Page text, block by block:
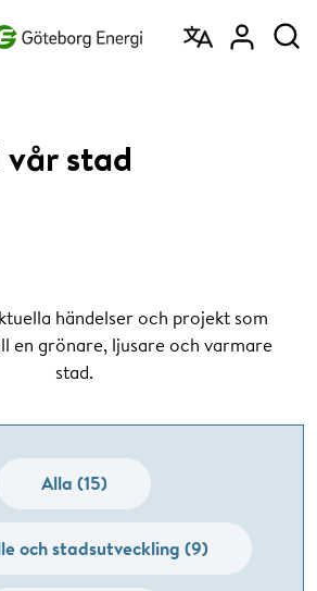
stad
händelser och projekt som
en grönare, ljusare och varmare
stad.
Alla (15)
och stadsutveckling (9)